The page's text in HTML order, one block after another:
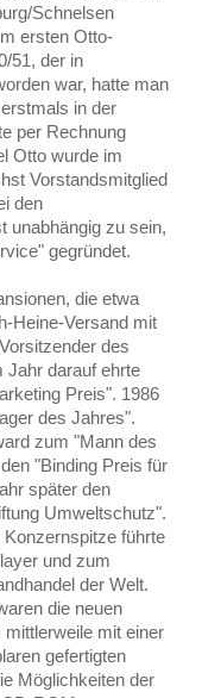
Schnelsen
ersten Otto-
51, der in
war, hatte man
in der
per Rechnung
Otto wurde im
Vorstandsmitglied
den
unabhängig zu sein,
gegründet.
die etwa
Heine-Versand mit
des
Jahr darauf ehrte
Preis". 1986
des Jahres".
zum "Mann des
"Binding Preis für
später den
Umweltschutz".
führte
und zum
der Welt.
die neuen
mit einer
gefertigten
Möglichkeiten der